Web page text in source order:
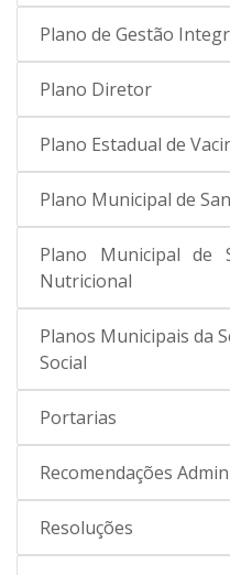
Plano de Gestão
Plano Diretor
Plano Estadual de
Plano Municipal de
Plano Municipal de
Nutricional
Planos Municipais da
Social
Portarias
Recomendações
Resoluções